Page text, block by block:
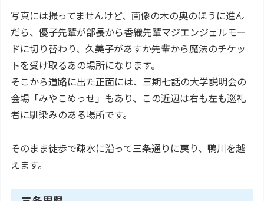
写真には撮ってませんけど、画像の木の奥のほうに進ん
だら、優子先輩が部長から香織先輩マジエンジェルモー
ドに切り替わり、久美子があすか先輩から魔法のチケッ
トを受け取るあの場所になります。
そこから道路に出た正面には、三期七話の大学説明会の
会場「みやこめっせ」もあり、この近辺は右も左も巡礼
者に馴染みのある場所です。
そのまま徒歩で疎水に沿って三条通りに戻り、鴨川を越
えます。